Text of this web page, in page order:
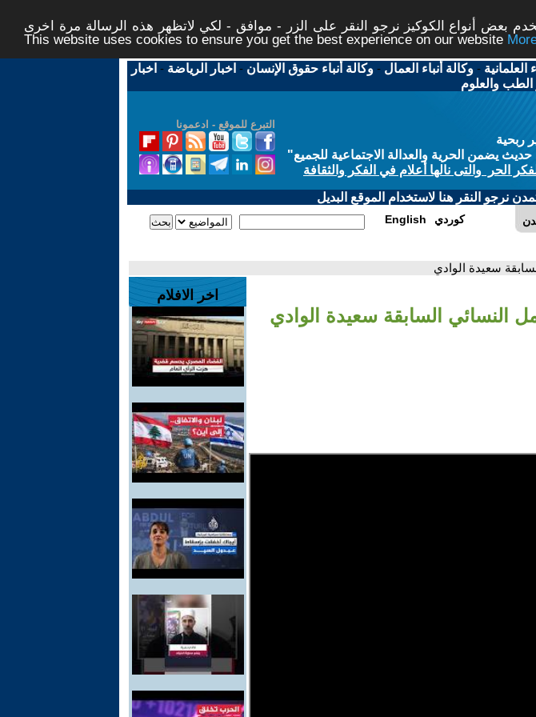
بعض أنواع الكوكيز نرجو النقر على الزر - موافق - لكي لاتظهر هذه الرسالة مرة اخرى -
This website uses cookies to ensure you get the best experience on our website
العلمانية -وكالة أنباء العمال -وكالة أنباء حقوق الإنسان - اخبار الرياضة - اخبار
الطب والعلوم
التبرع للموقع - ادعمونا
ربحية
يضمن الحرية والعدالة الاجتماعية للجميع"
الحر والتى نالها أعلام في الفكر والثقافة
نرجو النقر هنا لاستخدام الموقع البديل
English كوردي
سعيدة الوادي
النسائي السابقة سعيدة الوادي
اخر الافلام